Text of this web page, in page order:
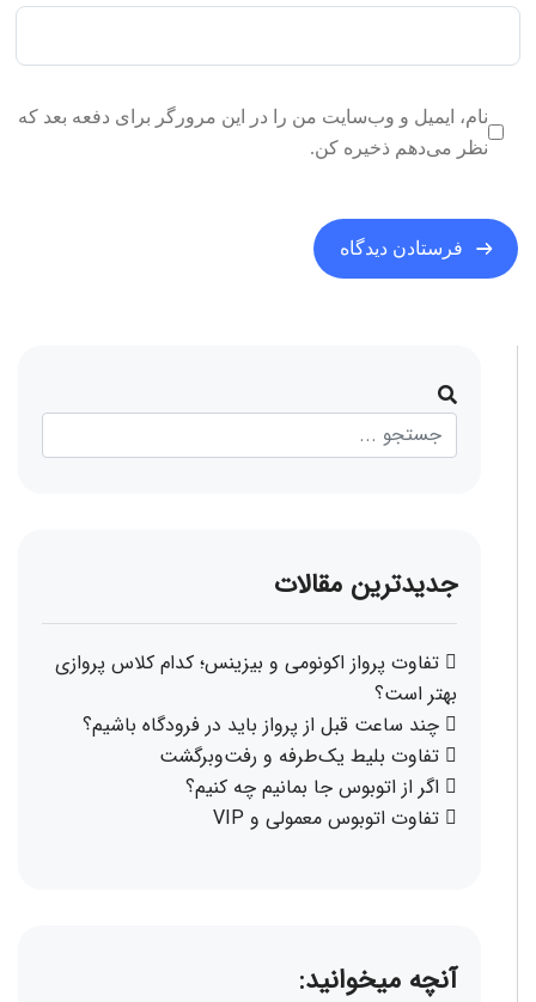
نام، ایمیل و وب‌سایت من را در این مرورگر برای دفعه بعد که
نظر می‌دهم ذخیره کن.
جدیدترین مقالات
تفاوت پرواز اکونومی و بیزینس؛ کدام کلاس پروازی
بهتر است؟
چند ساعت قبل از پرواز باید در فرودگاه باشیم؟
تفاوت بلیط یک‌طرفه و رفت‌وبرگشت
اگر از اتوبوس جا بمانیم چه کنیم؟
تفاوت اتوبوس معمولی و VIP
آنچه میخوانید: